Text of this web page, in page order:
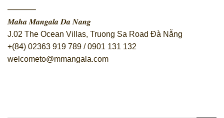
———–
𝑴𝒂𝒉𝒂 𝑴𝒂𝒏𝒈𝒂𝒍𝒂 𝑫𝒂 𝑵𝒂𝒏𝒈
J.02 The Ocean Villas, Truong Sa Road Đà Nẵng
+(84) 02363 919 789 / 0901 131 132
welcometo@mmangala.com